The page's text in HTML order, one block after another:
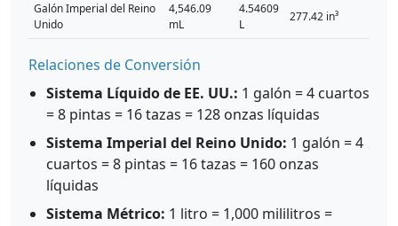
Galón Imperial del Reino
Unido
4,546.09
mL
4.54609
L
277.42 in³
Relaciones de Conversión
Sistema Líquido de EE. UU.: 1 galón = 4 cuartos
= 8 pintas = 16 tazas = 128 onzas líquidas
Sistema Imperial del Reino Unido: 1 galón = 4
cuartos = 8 pintas = 16 tazas = 160 onzas
líquidas
Sistema Métrico: 1 litro = 1,000 mililitros =